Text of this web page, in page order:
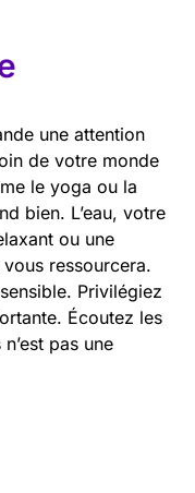
une attention
de votre monde
le yoga ou la
bien. L’eau, votre
ou une
vous ressourcera.
Privilégiez
Écoutez les
pas une